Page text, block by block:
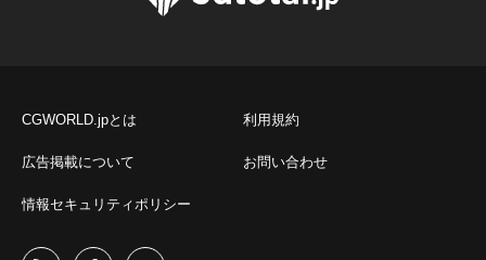
CGWORLD.jpとは 利用規約
広告掲載について お問い合わせ
情報セキュリティポリシー